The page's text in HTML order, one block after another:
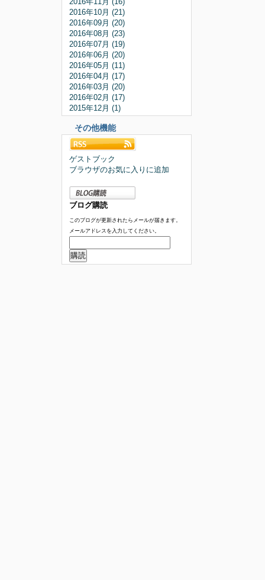
2016年10月 (21)
2016年09月 (20)
2016年08月 (23)
2016年07月 (19)
2016年06月 (20)
2016年05月 (11)
2016年04月 (17)
2016年03月 (20)
2016年02月 (17)
2015年12月 (1)
その他機能
ゲストブック
ブラウザのお気に入りに追加
ブログ購読
このブログが更新されたらメールが届きます。
メールアドレスを入力してください。